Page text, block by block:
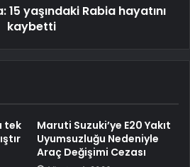
15 yaşındaki Rabia hayatını
kaybetti
tek
Maruti Suzuki’ye E20 Yakıt
Uyumsuzluğu Nedeniyle
Araç Değişimi Cezası